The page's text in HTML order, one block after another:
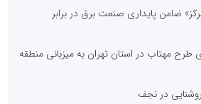
ضامن پایداری صنعت برق در برابر
طرح مهتاب در استان تهران به میزبانی منطقه
در نجف